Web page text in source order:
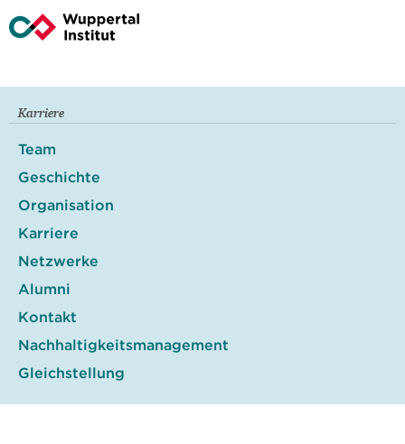
Karriere
Team
Geschichte
Organisation
Karriere
Netzwerke
Alumni
Kontakt
Nachhaltigkeitsmanagement
Gleichstellung